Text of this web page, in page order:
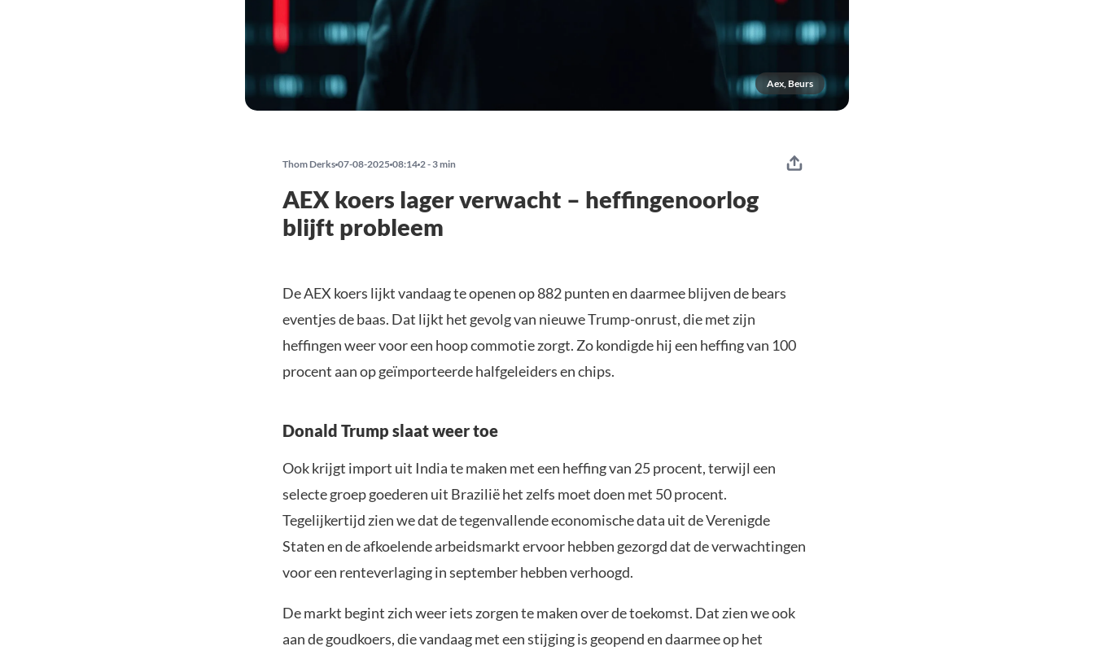
Aex, Beurs
Thom Derks 07-08-2025 08:14 2 - 3 min
AEX koers lager verwacht – heffingenoorlog
blijft probleem
De AEX koers lijkt vandaag te openen op 882 punten en daarmee blijven de bears
eventjes de baas. Dat lijkt het gevolg van nieuwe Trump-onrust, die met zijn
heffingen weer voor een hoop commotie zorgt. Zo kondigde hij een heffing van 100
procent aan op geïmporteerde halfgeleiders en chips.
Donald Trump slaat weer toe
Ook krijgt import uit India te maken met een heffing van 25 procent, terwijl een
selecte groep goederen uit Brazilië het zelfs moet doen met 50 procent.
Tegelijkertijd zien we dat de tegenvallende economische data uit de Verenigde
Staten en de afkoelende arbeidsmarkt ervoor hebben gezorgd dat de verwachtingen
voor een renteverlaging in september hebben verhoogd.
De markt begint zich weer iets zorgen te maken over de toekomst. Dat zien we ook
aan de goudkoers, die vandaag met een stijging is geopend en daarmee op het